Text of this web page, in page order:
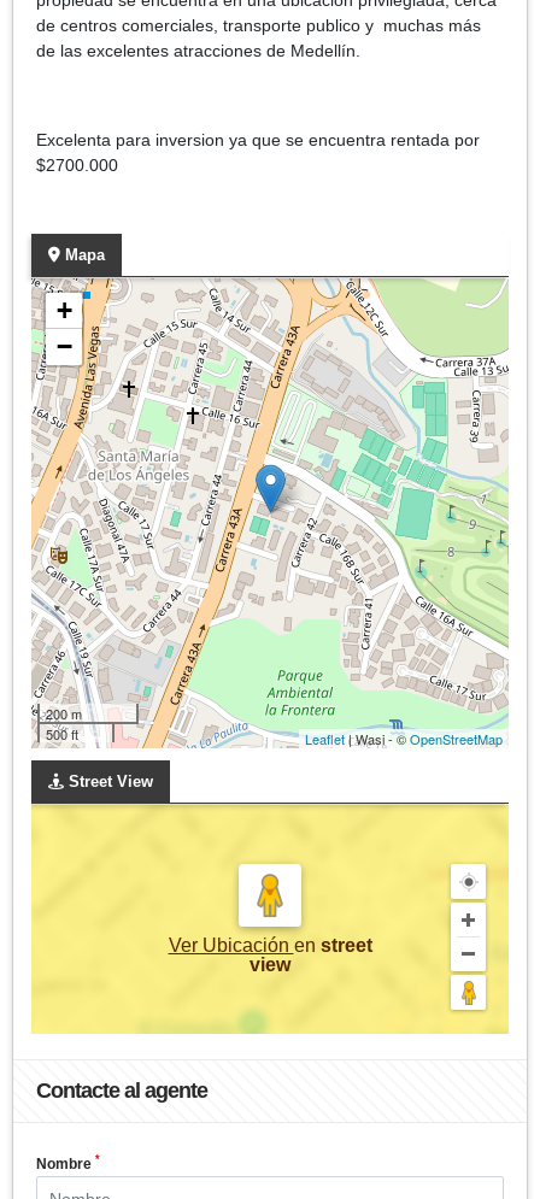
de centros comerciales, transporte publico y muchas más
de las excelentes atracciones de Medellín.
Excelenta para inversion ya que se encuentra rentada por
$2700.000
Mapa
+
−
200 m
500 ft
Leaflet| Wasi - ©OpenStreetMap
Street View
Ver Ubicación en street
view
Contacte al agente
Nombre *